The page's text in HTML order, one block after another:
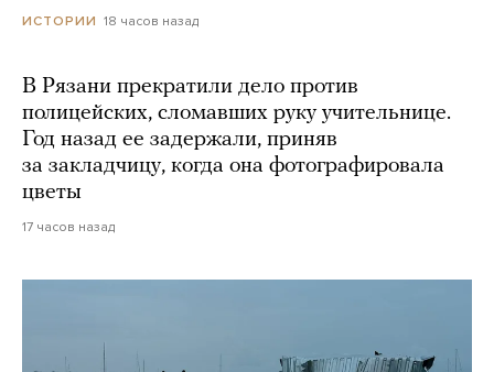
ИСТОРИИ 18 часов назад
В Рязани прекратили дело против
полицейских, сломавших руку учительнице.
Год назад ее задержали, приняв
за закладчицу, когда она фотографировала
цветы
17 часов назад